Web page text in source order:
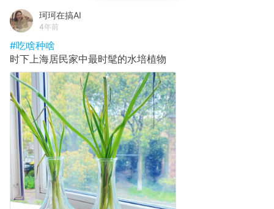
珂珂在搞AI
4年前
#吃啥种啥
时下上海居民家中最时髦的水培植物